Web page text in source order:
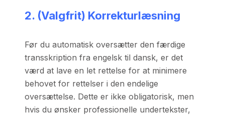
2. (Valgfrit) Korrekturlæsning
Før du automatisk oversætter den færdige
transskription fra engelsk til dansk, er det
værd at lave en let rettelse for at minimere
behovet for rettelser i den endelige
oversættelse. Dette er ikke obligatorisk, men
hvis du ønsker professionelle undertekster,